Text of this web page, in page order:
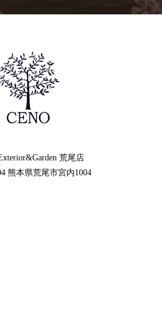
荒尾店
熊本県荒尾市宮内1004